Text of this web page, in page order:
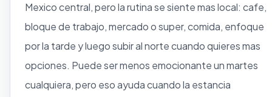
Mexico central, pero la rutina se siente mas local: cafe,
bloque de trabajo, mercado o super, comida, enfoque
por la tarde y luego subir al norte cuando quieres mas
opciones. Puede ser menos emocionante un martes
cualquiera, pero eso ayuda cuando la estancia